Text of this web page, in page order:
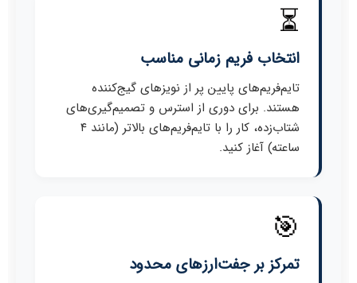
⏳
انتخاب فریم زمانی مناسب
تایم‌فریم‌های پایین پر از نویزهای گیج‌کننده
هستند. برای دوری از استرس و تصمیم‌گیری‌های
شتاب‌زده، کار را با تایم‌فریم‌های بالاتر (مانند ۴
ساعته) آغاز کنید.
🎯
تمرکز بر جفت‌ارزهای محدود